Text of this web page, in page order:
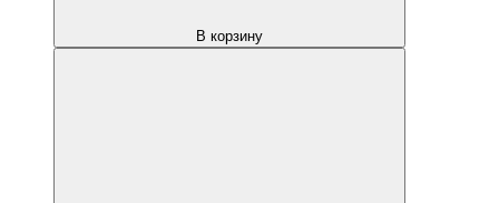
В корзину